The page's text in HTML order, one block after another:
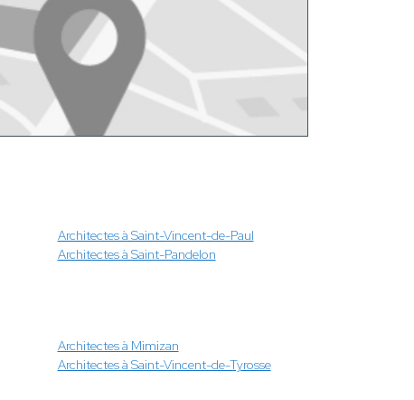
Architectes à Saint-Vincent-de-Paul
Architectes à Saint-Pandelon
Architectes à Mimizan
Architectes à Saint-Vincent-de-Tyrosse